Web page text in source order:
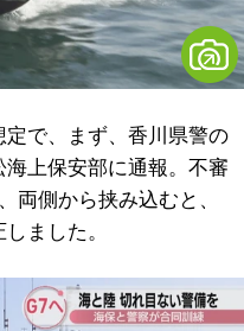
で、まず、香川県警の
上保安部に通報。不審
両側から挟み込むと、
ました。